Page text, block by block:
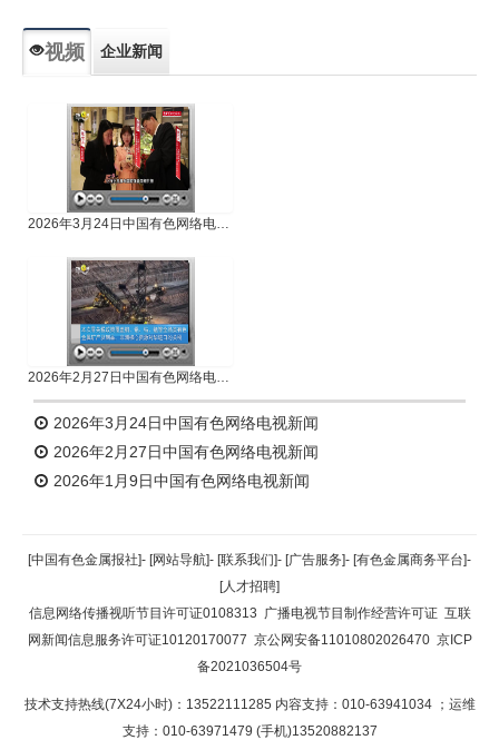
视频 企业新闻
2026年3月24日中国有色网络电视新闻
2026年2月27日中国有色网络电视新闻
2026年3月24日中国有色网络电视新闻
2026年2月27日中国有色网络电视新闻
2026年1月9日中国有色网络电视新闻
[中国有色金属报社]- [网站导航]- [联系我们]- [广告服务]- [有色金属商务平台]-
[人才招聘]
信息网络传播视听节目许可证0108313 广播电视节目制作经营许可证 互联
网新闻信息服务许可证10120170077 京公网安备11010802026470 京ICP
备2021036504号
技术支持热线(7X24小时)：13522111285 内容支持：010-63941034 ；运维
支持：010-63971479 (手机)13520882137